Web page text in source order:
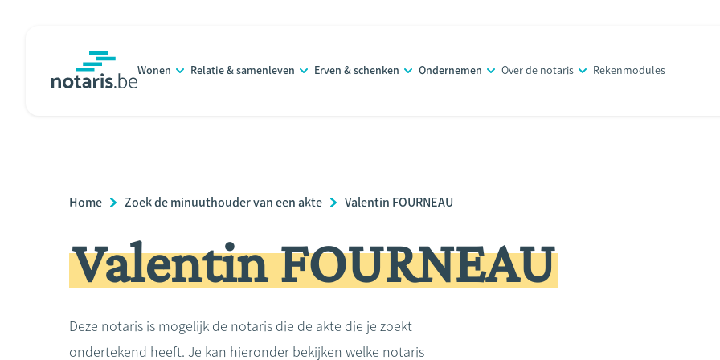
Wonen Relatie & samenleven Erven & schenken Ondernemen Over de notaris Rekenmodules
Breadcrumb
Home Zoek de minuuthouder van een akte Valentin FOURNEAU
Valentin FOURNEAU
Deze notaris is mogelijk de notaris die de akte die je zoekt
ondertekend heeft. Je kan hieronder bekijken welke notaris